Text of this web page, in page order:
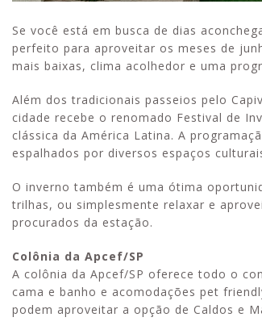
Se você está em busca de dias
perfeito para aproveitar os meses de
mais baixas, clima acolhedor e uma
Além dos tradicionais passeios pelo
cidade recebe o renomado Festival de
clássica da América Latina. A
espalhados por diversos espaços
O inverno também é uma ótima
trilhas, ou simplesmente relaxar e
procurados da estação.
Colônia da Apcef/SP
A colônia da Apcef/SP oferece todo o
cama e banho e acomodações pet
podem aproveitar a opção de Caldos e